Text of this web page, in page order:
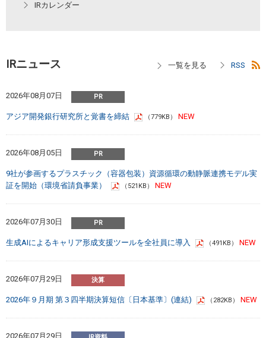
IRカレンダー
IRニュース
2026年08月07日
アジア開発銀行研究所と覚書を締結 （779KB）
2026年08月05日
9社が参画するプラスチック（容器包装）資源循環の動静脈連携モデル実
証を開始（環境省請負事業）
（521KB）
2026年07月30日
生成AIによるキャリア形成支援ツールを全社員に導入 （491KB）
2026年07月29日
2026年９月期 第３四半期決算短信〔日本基準〕(連結) （282KB）
2026年07月29日